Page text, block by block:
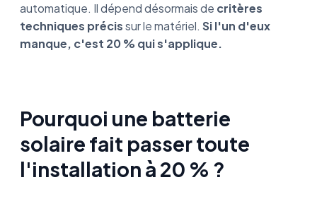
automatique. Il dépend désormais de critères
techniques précissur le matériel. Si l'un d'eux
manque, c'est 20 % qui s'applique.
Pourquoi une batterie
solaire fait passer toute
l'installation à 20 % ?